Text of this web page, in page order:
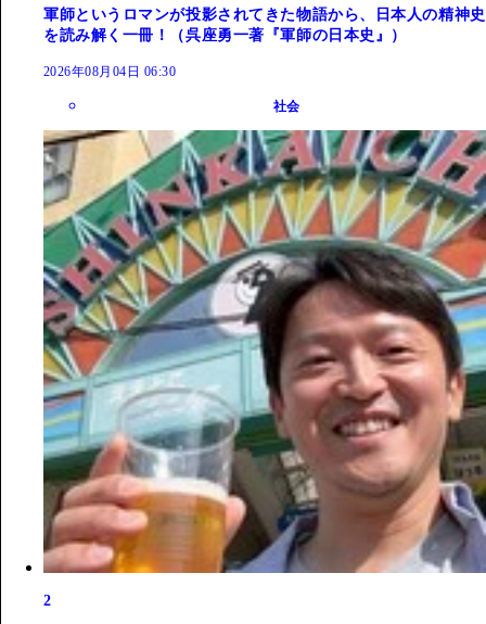
軍師というロマンが投影されてきた物語から、日本人の精神史
を読み解く一冊！（呉座勇一著『軍師の日本史』）
2026年08月04日 06:30
社会
2